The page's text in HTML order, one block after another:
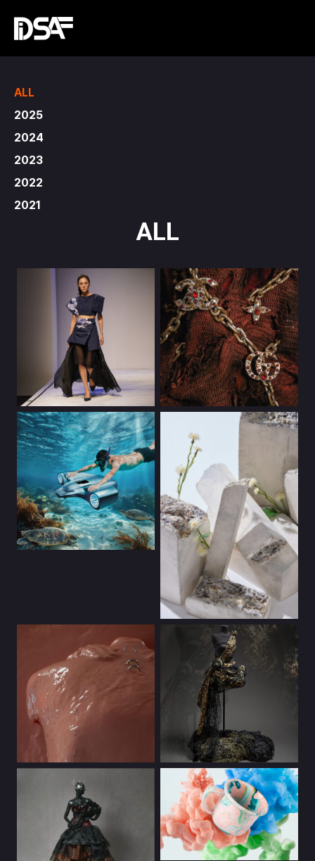
ALL
2025
2024
2023
2022
2021
ALL